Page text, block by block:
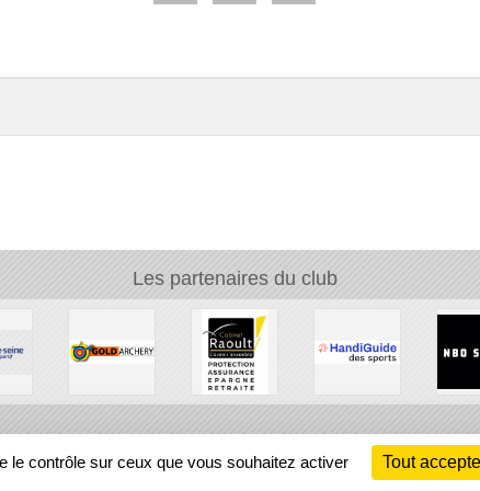
Les partenaires du club
le contrôle sur ceux que vous souhaitez activer Tout